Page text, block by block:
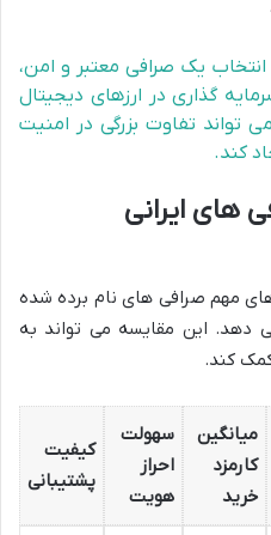
یک صرافی معتبر و امن،
گذاری در ارزهای دیجیتال
تواند تفاوت بزرگی در امنیت
کند.
های ایرانی
مهم صرافی های نام برده شده
دهد. این مقایسه می تواند به
کند.
میانگین
کارمزد
خرید
سهولت
احراز
هویت
کیفیت
پشتیبانی